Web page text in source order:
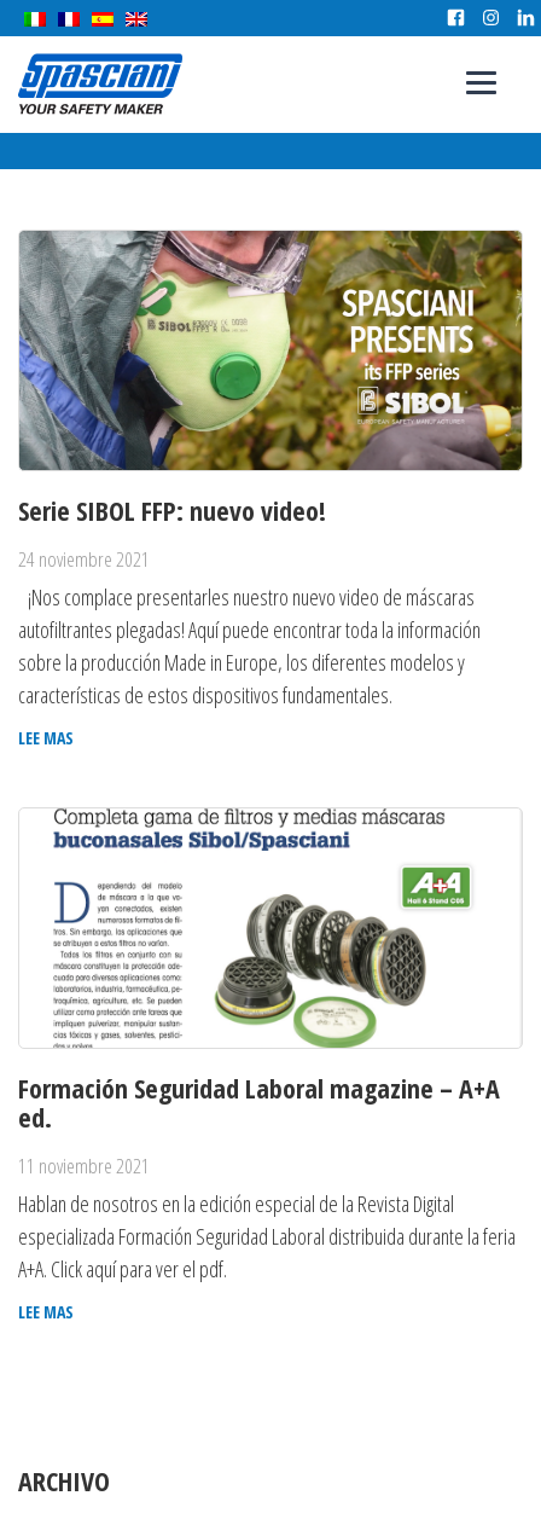
Serie SIBOL FFP: nuevo video!
24 noviembre 2021
¡Nos complace presentarles nuestro nuevo video de máscaras
autofiltrantes plegadas! Aquí puede encontrar toda la información
sobre la producción Made in Europe, los diferentes modelos y
características de estos dispositivos fundamentales.
LEE MAS
Formación Seguridad Laboral magazine – A+A
ed.
11 noviembre 2021
Hablan de nosotros en la edición especial de la Revista Digital
especializada Formación Seguridad Laboral distribuida durante la feria
A+A. Click aquí para ver el pdf.
LEE MAS
ARCHIVO